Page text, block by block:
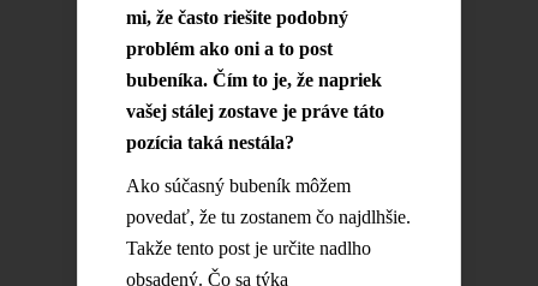
mi, že často riešite podobný
problém ako oni a to post
bubeníka. Čím to je, že napriek
vašej stálej zostave je práve táto
pozícia taká nestála?
Ako súčasný bubeník môžem
povedať, že tu zostanem čo najdlhšie.
Takže tento post je určite nadlho
obsadený. Čo sa týka